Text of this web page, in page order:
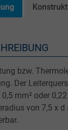
bzw.
Der
mm² oder
von 7,5 x